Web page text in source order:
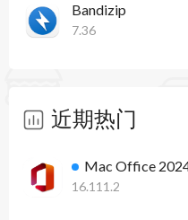
Bandizip
7.36
近期热门
Mac Office
16.111.2